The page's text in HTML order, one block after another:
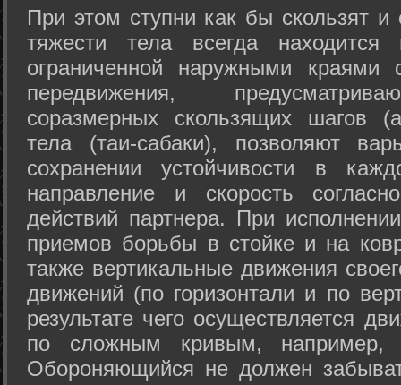
При этом ступни как бы скользят
тяжести тела всегда
ограниченной наружными краями
передвижения,
соразмерных скользящих шагов
тела (таи-сабаки), позволяют
сохранении устойчивости в
направление и скорость
действий партнера. При
приемов борьбы в стойке и на
также вертикальные движения
движений (по горизонтали и по
результате чего осуществляется
по сложным кривым, например,
Обороняющийся не должен